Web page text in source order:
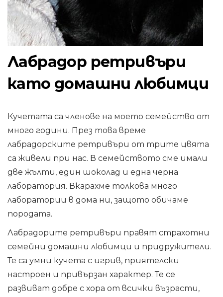
Лабрадор ретривъри
като домашни любимци
Кучетата са членове на моето семейство от
много години. През това време
лабрадорските ретривъри от трите цвята
са живели при нас. В семейството сме имали
две жълти, един шоколад и една черна
лаборатория. Вкарахме толкова много
лаборатории в дома ни, защото обичаме
породата.
Лабрадорите ретривъри правят страхотни
семейни домашни любимци и придружители.
Те са умни кучета с игрив, приятелски
настроен и привързан характер. Те се
развиват добре с хора от всички възрасти,